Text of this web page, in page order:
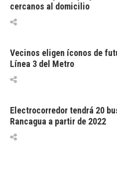
cercanos al domicilio
Vecinos eligen íconos de
Línea 3 del Metro
Electrocorredor tendrá 20
Rancagua a partir de 2022